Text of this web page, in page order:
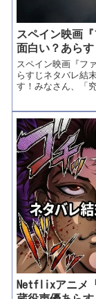
スペイン映画
面白い？あら
スペイン映画『フ
らすじネタバレ結
す！みなさん、「
し、自分の命の危
て探しに行くか。
ンマ」を突きつけ
映画。2026年2月
ヤーブレイク』（
事パニック映画」
然災害と、疑心暗
異色のサイコスリ
ン・クエスタが狂
場のない密室が
性に震える！」配
外メディアで口コ
注目を集めてい...
Netflixアニメ